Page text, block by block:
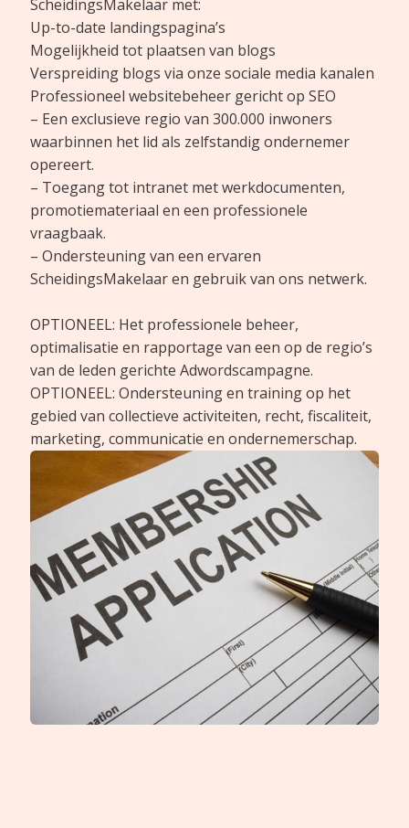
ScheidingsMakelaar met:
Up-to-date landingspagina’s
Mogelijkheid tot plaatsen van blogs
Verspreiding blogs via onze sociale media kanalen
Professioneel websitebeheer gericht op SEO
– Een exclusieve regio van 300.000 inwoners
waarbinnen het lid als zelfstandig ondernemer
opereert.
– Toegang tot intranet met werkdocumenten,
promotiemateriaal en een professionele
vraagbaak.
– Ondersteuning van een ervaren
ScheidingsMakelaar en gebruik van ons netwerk.
OPTIONEEL: Het professionele beheer,
optimalisatie en rapportage van een op de regio’s
van de leden gerichte Adwordscampagne.
OPTIONEEL: Ondersteuning en training op het
gebied van collectieve activiteiten, recht, fiscaliteit,
marketing, communicatie en ondernemerschap.